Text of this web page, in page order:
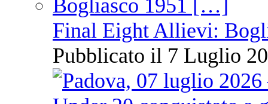
Final Eight Allievi:
Pubblicato il 7 Luglio